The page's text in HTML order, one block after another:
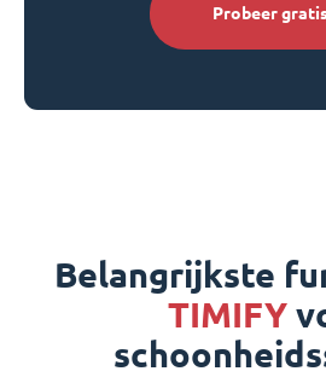
Probeer
Belangrijkste
TIMIFY